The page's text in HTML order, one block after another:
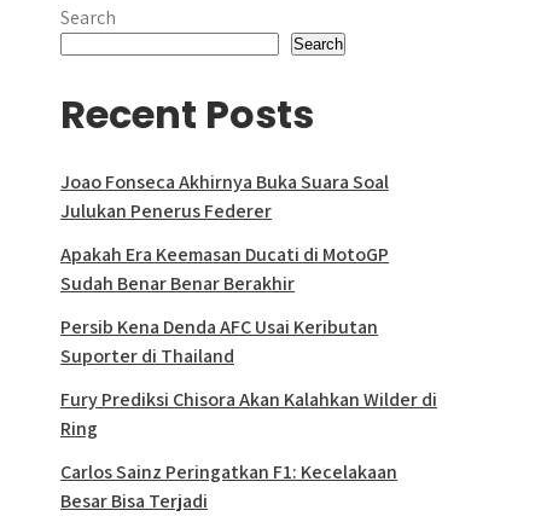
Search
Search
Recent Posts
Joao Fonseca Akhirnya Buka Suara Soal
Julukan Penerus Federer
Apakah Era Keemasan Ducati di MotoGP
Sudah Benar Benar Berakhir
Persib Kena Denda AFC Usai Keributan
Suporter di Thailand
Fury Prediksi Chisora Akan Kalahkan Wilder di
Ring
Carlos Sainz Peringatkan F1: Kecelakaan
Besar Bisa Terjadi